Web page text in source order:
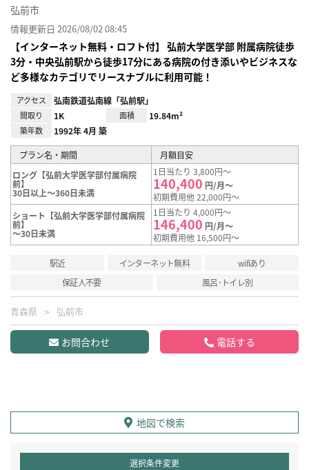
弘前市
情報更新日 2026/08/02 08:45
【インターネット無料・ロフト付】 弘前大学医学部 附属病院徒歩
3分・中央弘前駅から徒歩17分にある病院の付き添いやビジネスな
ど多様なカテゴリでリースナブルに利用可能！
アクセス 弘南鉄道弘南線「弘前駅」
間取り 1K 面積 19.84m²
築年数 1992年 4月 築
プラン名・期間
月額目安
ロング【弘前大学医学部付属病院
前】
30日以上～360日未満
1日当たり 3,800円～
140,400 円/月～
初期費用他 22,000円～
ショート【弘前大学医学部付属病院
前】
～30日未満
1日当たり 4,000円～
146,400 円/月～
初期費用他 16,500円～
駅近 インターネット無料
wifiあり
保証人不要
風呂･トイレ別
青森県 弘前市
お問合わせ 電話する
地図で検索
選択条件変更